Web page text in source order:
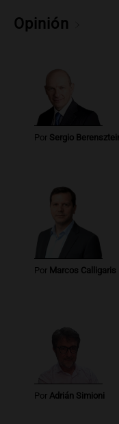
por el Día del
iglesia en
a un ladrón
Panorama
Episodios
alerta
Episodios
Audio.
Córdoba:
cero
Episodios
Opinión
Por Sergio
Por Marcos Calligaris
Por Adrián Simioni